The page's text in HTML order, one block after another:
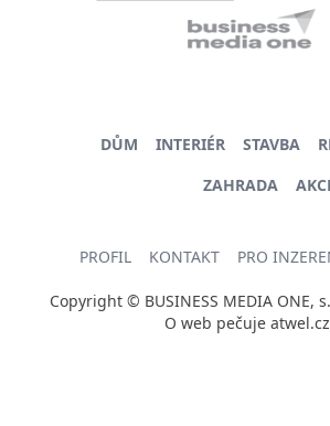
DŮM INTERIÉR STAVBA
ZAHRADA
PROFIL KONTAKT PRO
Copyright © BUSINESS MEDIA ONE,